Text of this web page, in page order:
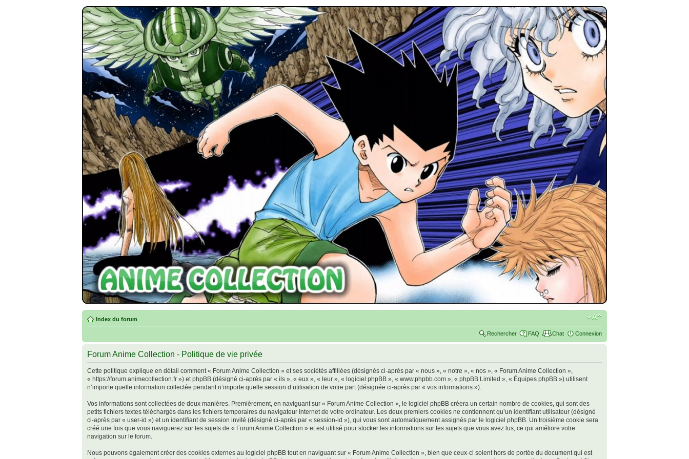
Index du forum
Rechercher FAQ Chat Connexion
Forum Anime Collection - Politique de vie privée
Cette politique explique en détail comment « Forum Anime Collection » et ses sociétés affiliées (désignés ci-après par « nous », « notre », « nos », « Forum Anime Collection »,
« https://forum.animecollection.fr ») et phpBB (désigné ci-après par « ils », « eux », « leur », « logiciel phpBB », « www.phpbb.com », « phpBB Limited », « Équipes phpBB ») utilisent
n’importe quelle information collectée pendant n’importe quelle session d’utilisation de votre part (désignée ci-après par « vos informations »).
Vos informations sont collectées de deux manières. Premièrement, en naviguant sur « Forum Anime Collection », le logiciel phpBB créera un certain nombre de cookies, qui sont des
petits fichiers textes téléchargés dans les fichiers temporaires du navigateur Internet de votre ordinateur. Les deux premiers cookies ne contiennent qu’un identifiant utilisateur (désigné
ci-après par « user-id ») et un identifiant de session invité (désigné ci-après par « session-id »), qui vous sont automatiquement assignés par le logiciel phpBB. Un troisième cookie sera
créé une fois que vous naviguerez sur les sujets de « Forum Anime Collection » et est utilisé pour stocker les informations sur les sujets que vous avez lus, ce qui améliore votre
navigation sur le forum.
Nous pouvons également créer des cookies externes au logiciel phpBB tout en naviguant sur « Forum Anime Collection », bien que ceux-ci soient hors de portée du document qui est